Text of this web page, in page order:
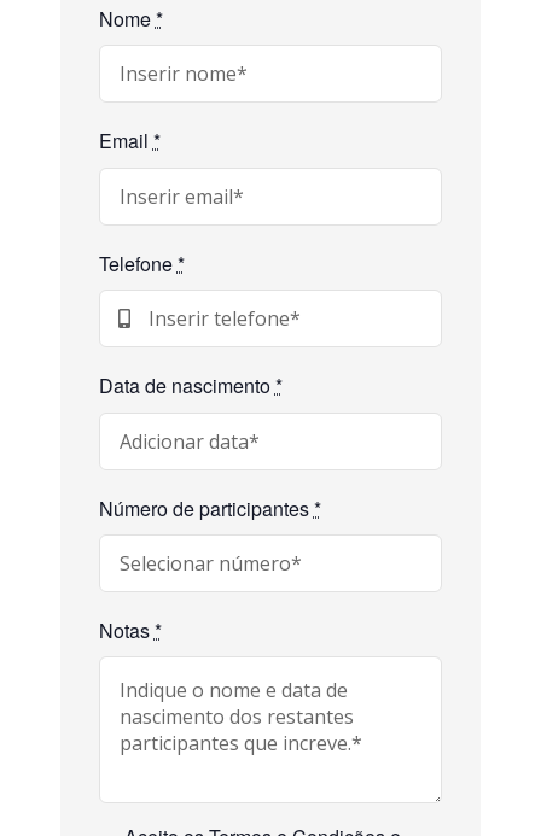
Nome*
Email *
Telefone*
Data de nascimento*
Número de participantes*
Notas*